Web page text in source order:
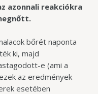
azonnali reakciókra
bőrét naponta
ki, majd
e (ami a
az eredmények
esetében